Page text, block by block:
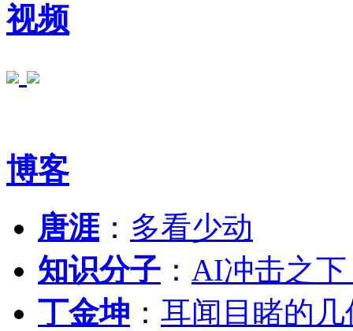
视频
博客
唐涯： 多看少动
知识分子 ： AI冲击之
丁金坤 ： 耳闻目睹的